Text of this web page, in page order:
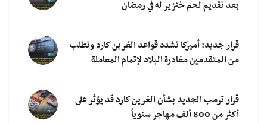
بعد تقديم لحم خنزير له في رمضان
قرار جديد: أميركا تشدد قواعد الغرين كارد وتطلب
من المتقدمين مغادرة البلاد لإتمام المعاملة
قرار ترمب الجديد بشأن الغرين كارد قد يؤثر على
أكثر من 800 ألف مهاجر سنوياً